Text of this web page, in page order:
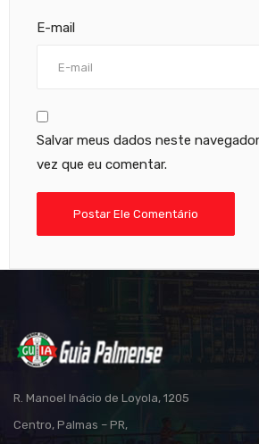
E-mail
Salvar meus dados neste
vez que eu comentar.
R. Manoel Inácio de Loyola, 1205
Centro, Palmas – PR,